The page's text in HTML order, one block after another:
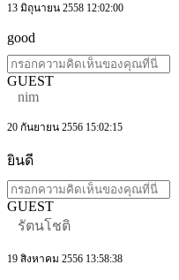
13 มิถุนายน 2558 12:02:00
good
GUEST
nim
20 กันยายน 2556 15:02:15
ยินดี
GUEST
รัตนโชติ
19 สิงหาคม 2556 13:58:38